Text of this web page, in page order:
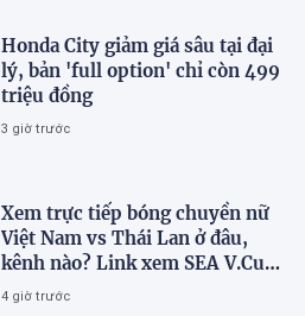
Honda City giảm giá sâu tại đại
lý, bản 'full option' chỉ còn 499
triệu đồng
3 giờ trước
Xem trực tiếp bóng chuyền nữ
Việt Nam vs Thái Lan ở đâu,
kênh nào? Link xem SEA V.Cup
2026 mới nhất
4 giờ trước